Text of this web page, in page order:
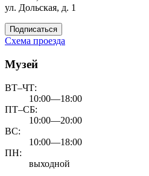
ул. Дольская, д. 1
Подписаться
Схема проезда
Музей
ВТ–ЧТ:
10:00—18:00
ПТ–СБ:
10:00—20:00
ВС:
10:00—18:00
ПН:
выходной